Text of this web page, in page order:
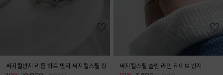
써지컬반지 리듬 하트 반지 써지컬스틸 링 써지컬스틸 슬림 라인 웨이브 반지